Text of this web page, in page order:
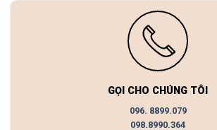
GỌI CHO CHÚNG TÔI
096. 8899.079
098.8990.364